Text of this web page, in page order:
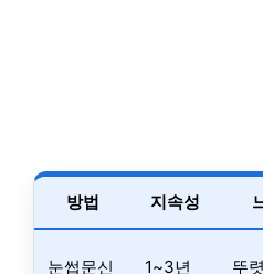
방법 지속성
눈썹문신 1~3년 뚜